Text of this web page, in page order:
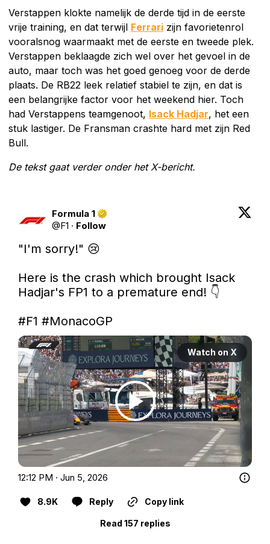
Verstappen klokte namelijk de derde tijd in de eerste
vrije training, en dat terwijl Ferrari zijn favorietenrol
vooralsnog waarmaakt met de eerste en tweede plek.
Verstappen beklaagde zich wel over het gevoel in de
auto, maar toch was het goed genoeg voor de derde
plaats. De RB22 leek relatief stabiel te zijn, en dat is
een belangrijke factor voor het weekend hier. Toch
had Verstappens teamgenoot, Isack Hadjar, het een
stuk lastiger. De Fransman crashte hard met zijn Red
Bull.
De tekst gaat verder onder het X-bericht.
Formula 1
@F1 · Follow
"I'm sorry!" 😢
Here is the crash which brought Isack
Hadjar's FP1 to a premature end! 👇
#F1 #MonacoGP
Watch on X
12:12 PM · Jun 5, 2026
8.9K Reply Copy link
Read 157 replies